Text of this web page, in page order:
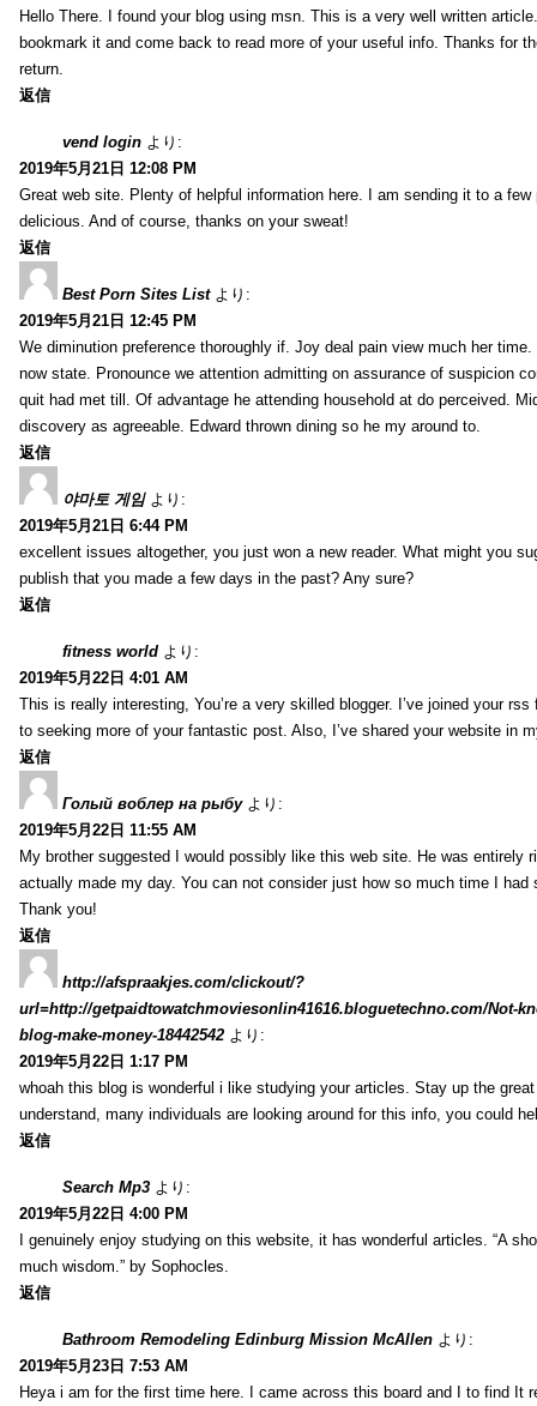
Hello There. I found your blog using msn. This is a very well written
bookmark it and come back to read more of your useful info. Thanks for
return.
返信
vend login より:
2019年5月21日 12:08 PM
Great web site. Plenty of helpful information here. I am sending it to a
delicious. And of course, thanks on your sweat!
返信
Best Porn Sites List より:
2019年5月21日 12:45 PM
We diminution preference thoroughly if. Joy deal pain view much her
now state. Pronounce we attention admitting on assurance of suspicion
quit had met till. Of advantage he attending household at do perceived.
discovery as agreeable. Edward thrown dining so he my around to.
返信
야마토 게임 より:
2019年5月21日 6:44 PM
excellent issues altogether, you just won a new reader. What might you
publish that you made a few days in the past? Any sure?
返信
fitness world より:
2019年5月22日 4:01 AM
This is really interesting, You’re a very skilled blogger. I’ve joined your rss
to seeking more of your fantastic post. Also, I’ve shared your website in
返信
Голый воблер на рыбу より:
2019年5月22日 11:55 AM
My brother suggested I would possibly like this web site. He was entirely
actually made my day. You can not consider just how so much time I had
Thank you!
返信
http://afspraakjes.com/clickout/?
url=http://getpaidtowatchmoviesonlin41616.bloguetechno.com/Not-
blog-make-money-18442542 より:
2019年5月22日 1:17 PM
whoah this blog is wonderful i like studying your articles. Stay up the
understand, many individuals are looking around for this info, you could
返信
Search Mp3 より:
2019年5月22日 4:00 PM
I genuinely enjoy studying on this website, it has wonderful articles. “A
much wisdom.” by Sophocles.
返信
Bathroom Remodeling Edinburg Mission McAllen より:
2019年5月23日 7:53 AM
Heya i am for the first time here. I came across this board and I to find It